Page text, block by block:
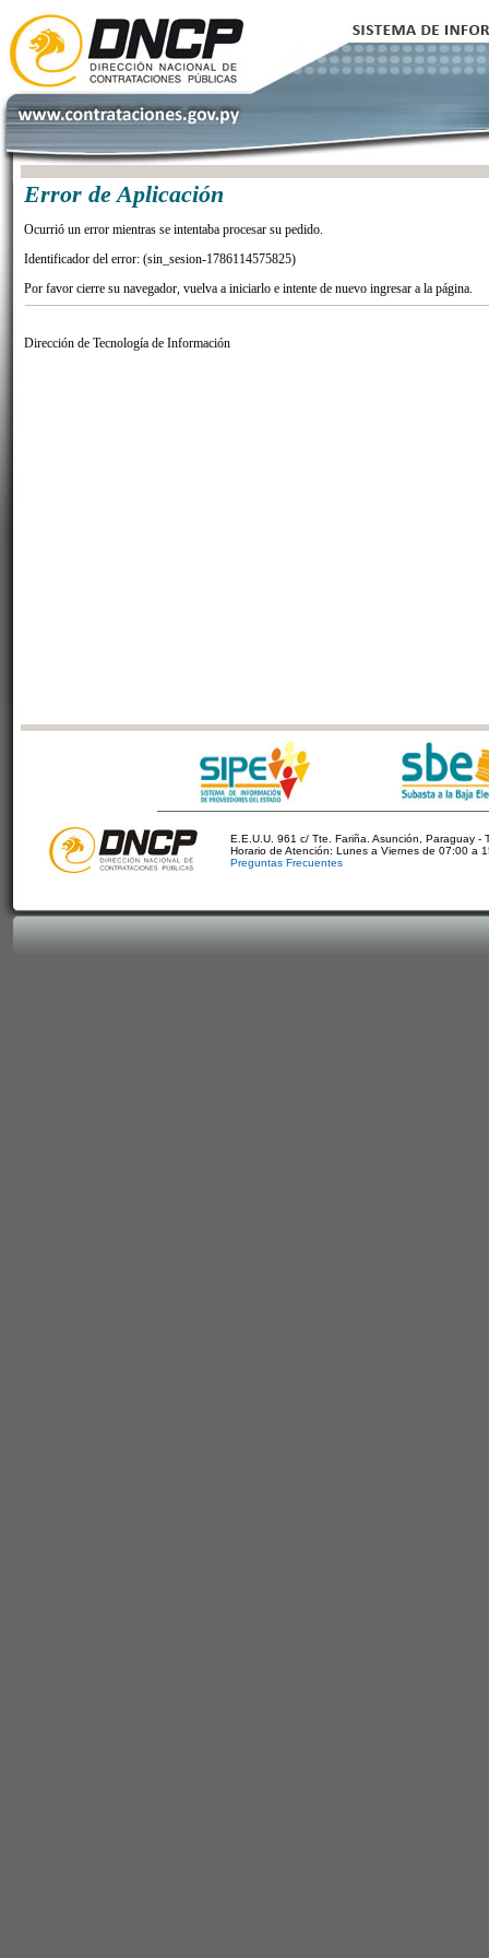
Error de Aplicación
Ocurrió un error mientras se intentaba procesar su pedido.
Identificador del error: (sin_sesion-1786114575825)
Por favor cierre su navegador, vuelva a iniciarlo e intente de nuevo ingresar a la página.
Dirección de Tecnología de Información
E.E.U.U. 961 c/ Tte. Fariña. Asunción, Paraguay -
Horario de Atención: Lunes a Viernes de 07:00 a
Preguntas Frecuentes